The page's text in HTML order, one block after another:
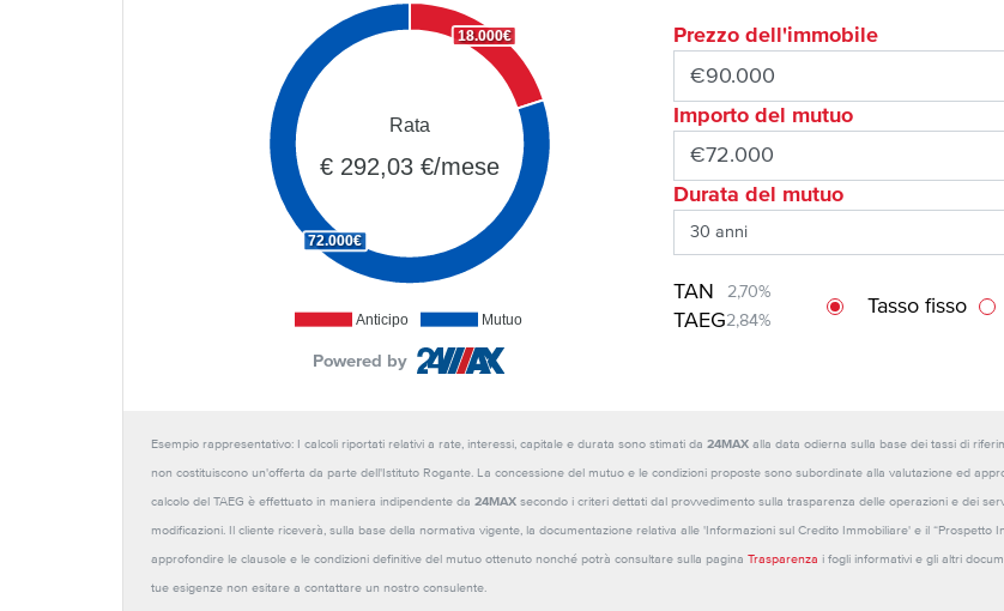
Anticipo Mutuo
18.000€
72.000€
Rata
€ 292,03 €/mese
Powered by
Prezzo dell'immobile
Importo del mutuo
Durata del mutuo
TAN 2,70%
TAEG2,84%
Tasso fisso
Esempio rappresentativo: I calcoli riportati relativi a rate, interessi, capitale e durata sono stimati da 24MAXalla data odierna sulla base dei tassi di
non costituiscono un'offerta da parte dell'Istituto Rogante. La concessione del mutuo e le condizioni proposte sono subordinate alla valutazione ed
calcolo del TAEG è effettuato in maniera indipendente da 24MAXsecondo i criteri dettati dal provvedimento sulla trasparenza delle operazioni e dei
modificazioni. Il cliente riceverà, sulla base della normativa vigente, la documentazione relativa alle 'Informazioni sul Credito Immobiliare' e il
approfondire le clausole e le condizioni definitive del mutuo ottenuto nonché potrà consultare sulla pagina Trasparenza i fogli informativi e gli altri
tue esigenze non esitare a contattare un nostro consulente.